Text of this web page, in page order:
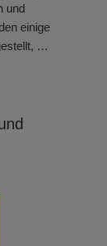
und
einige
…